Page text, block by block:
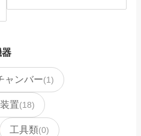
器
ャンバー(1)
置(18)
工具類(0)